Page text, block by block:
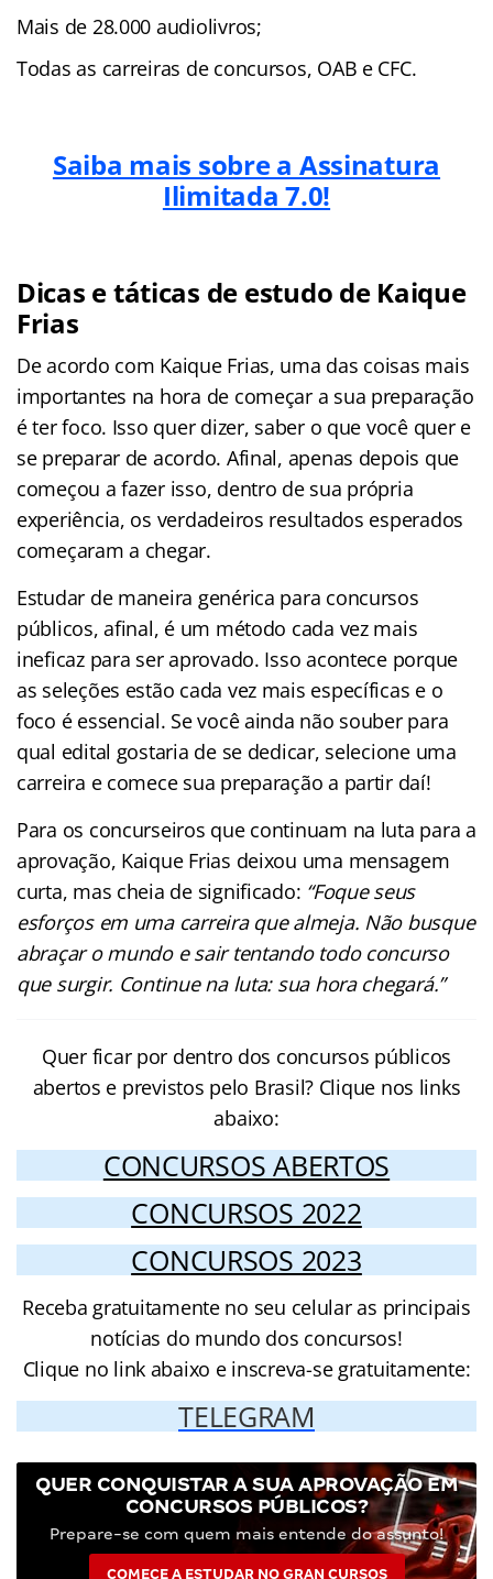
Mais de 28.000 audiolivros;
Todas as carreiras de concursos, OAB e CFC.
Saiba mais sobre a Assinatura
Ilimitada 7.0!
Dicas e táticas de estudo de Kaique
Frias
De acordo com Kaique Frias, uma das coisas mais
importantes na hora de começar a sua preparação
é ter foco. Isso quer dizer, saber o que você quer e
se preparar de acordo. Afinal, apenas depois que
começou a fazer isso, dentro de sua própria
experiência, os verdadeiros resultados esperados
começaram a chegar.
Estudar de maneira genérica para concursos
públicos, afinal, é um método cada vez mais
ineficaz para ser aprovado. Isso acontece porque
as seleções estão cada vez mais específicas e o
foco é essencial. Se você ainda não souber para
qual edital gostaria de se dedicar, selecione uma
carreira e comece sua preparação a partir daí!
Para os concurseiros que continuam na luta para a
aprovação, Kaique Frias deixou uma mensagem
curta, mas cheia de significado: “Foque seus
esforços em uma carreira que almeja. Não busque
abraçar o mundo e sair tentando todo concurso
que surgir. Continue na luta: sua hora chegará.”
Quer ficar por dentro dos concursos públicos
abertos e previstos pelo Brasil? Clique nos links
abaixo:
CONCURSOS ABERTOS
CONCURSOS 2022
CONCURSOS 2023
Receba gratuitamente no seu celular as principais
notícias do mundo dos concursos!
Clique no link abaixo e inscreva-se gratuitamente:
TELEGRAM
QUER CONQUISTAR A SUA APROVAÇÃO EM
CONCURSOS PÚBLICOS?
Prepare-se com quem mais entende do assunto!
COMECE A ESTUDAR NO GRAN CURSOS